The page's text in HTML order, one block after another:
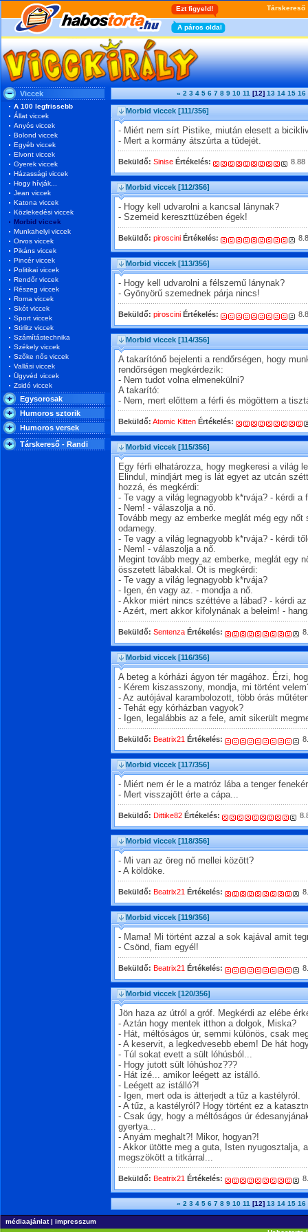
Viccek
A 100 legfrissebb
Állat viccek
Anyós viccek
Bolond viccek
Egyéb viccek
Elvont viccek
Gyerek viccek
Házassági viccek
Hogy hívják...
Jean viccek
Katona viccek
Közlekedési viccek
Morbid viccek
Munkahelyi viccek
Orvos viccek
Pikáns viccek
Pincér viccek
Politikai viccek
Rendőr viccek
Részeg viccek
Roma viccek
Skót viccek
Sport viccek
Stirlitz viccek
Számítástechnika
Székely viccek
Szőke nős viccek
Vallási viccek
Ügyvéd viccek
Zsidó viccek
Egysorosak
Humoros sztorik
Humoros versek
Társkereső - Randi
« 2 3 4 5 6 7 8 9 10 11 [12] 13 14 15 16
Morbid viccek [111/356]
- Miért nem sírt Pistike, miután elesett a
- Mert a kormány átszúrta a tüdejét.
Beküldő: Sinise Értékelés: 8.88
Morbid viccek [112/356]
- Hogy kell udvarolni a kancsal lánynak?
- Szemeid kereszttüzében égek!
Beküldő: piroscini Értékelés:
Morbid viccek [113/356]
- Hogy kell udvarolni a félszemű lánynak?
- Gyönyörű szemednek párja nincs!
Beküldő: piroscini Értékelés:
Morbid viccek [114/356]
A takarítónő bejelenti a rendőrségen, hogy
rendőrségen megkérdezik:
- Nem tudot volna elmenekülni?
A takarító:
- Nem, mert előttem a férfi és mögöttem a
Beküldő: Atomic Kitten Értékelés:
Morbid viccek [115/356]
Egy férfi elhatározza, hogy megkeresi a világ
Elindul, mindjárt meg is lát egyet az utcán
hozzá, és megkérdi:
- Te vagy a világ legnagyobb k*rvája? - kérdi a
- Nem! - válaszolja a nő.
Tovább megy az emberke meglát még egy
odamegy.
- Te vagy a világ legnagyobb k*rvája? - kérdi
- Nem! - válaszolja a nő.
Megint tovább megy az emberke, meglát egy
összetett lábakkal. Őt is megkérdi:
- Te vagy a világ legnagyobb k*rvája?
- Igen, én vagy az. - mondja a nő.
- Akkor miért nincs széttéve a lábad? - kérdi
- Azért, mert akkor kifolynának a beleim! -
Beküldő: Sentenza Értékelés:
Morbid viccek [116/356]
A beteg a kórházi ágyon tér magához. Érzi,
- Kérem kiszasszony, mondja, mi történt
- Az autójával karambolozott, több órás
- Tehát egy kórházban vagyok?
- Igen, legalábbis az a fele, amit sikerült
Beküldő: Beatrix21 Értékelés:
Morbid viccek [117/356]
- Miért nem ér le a matróz lába a tenger
- Mert visszajött érte a cápa...
Beküldő: Dittike82 Értékelés:
Morbid viccek [118/356]
- Mi van az öreg nő mellei között?
- A köldöke.
Beküldő: Beatrix21 Értékelés:
Morbid viccek [119/356]
- Mama! Mi történt azzal a sok kajával amit
- Csönd, fiam egyél!
Beküldő: Beatrix21 Értékelés:
Morbid viccek [120/356]
Jön haza az útról a gróf. Megkérdi az elébe
- Aztán hogy mentek itthon a dolgok, Miska?
- Hát, méltóságos úr, semmi különös, csak
- A keservit, a legkedvesebb ebem! De hát
- Túl sokat evett a sült lóhúsból...
- Hogy jutott sült lóhúshoz???
- Hát izé... amikor leégett az istálló.
- Leégett az istálló?!
- Igen, mert oda is átterjedt a tűz a kastélyról.
- A tűz, a kastélyról? Hogy történt ez a
- Csak úgy, hogy a méltóságos úr
gyertya...
- Anyám meghalt?! Mikor, hogyan?!
- Akkor ütötte meg a guta, Isten nyugosztalja,
megszökött a titkárral...
Beküldő: Beatrix21 Értékelés:
« 2 3 4 5 6 7 8 9 10 11 [12] 13 14 15 16
médiaajánlat| impresszum